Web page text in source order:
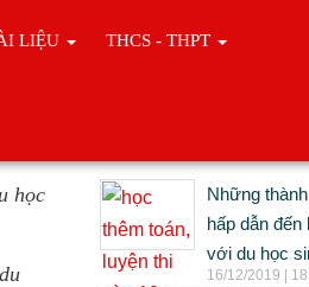
LIỆU THCS - THPT
học
Những
hấp dẫn
với du học
16/12/2019 |